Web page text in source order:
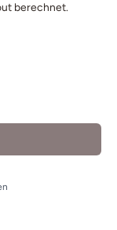
berechnet.